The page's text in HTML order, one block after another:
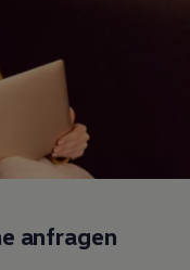
anfragen